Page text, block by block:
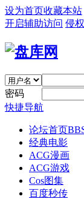
设为首页收藏本站
开启辅助访问 侵
密码
快捷导航
论坛首页
经典电影
ACG漫画
ACG游戏
Cos图集
百度秒传